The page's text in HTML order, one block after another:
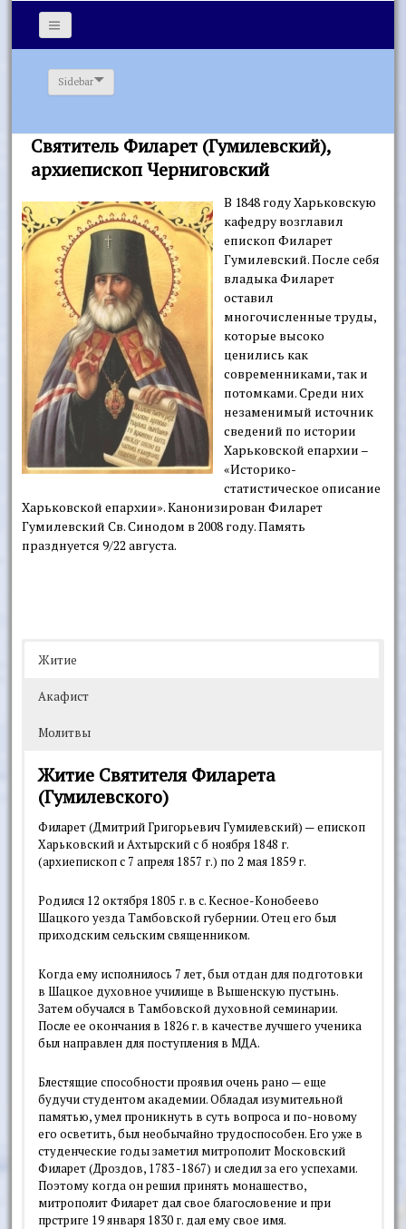
Sidebar
Святитель Филарет (Гумилевский),
архиепископ Черниговский
В 1848 году Харьковскую
кафедру возглавил
епископ Филарет
Гумилевский. После себя
владыка Филарет
оставил
многочисленные труды,
которые высоко
ценились как
современниками, так и
потомками. Среди них
незаменимый источник
сведений по истории
Харьковской епархии –
«Историко-
статистическое описание
Харьковской епархии». Канонизирован Филарет
Гумилевский Св. Синодом в 2008 году. Память
празднуется 9/22 августа.
Житие
Акафист
Молитвы
Житие Святителя Филарета
(Гумилевского)
Филарет (Дмитрий Григорьевич Гумилевский) — епископ
Харьков­ский и Ахтырский с б ноября 1848 г.
(архиепископ с 7 апреля 1857 г.) по 2 мая 1859 г.
Родился 12 октября 1805 г. в с. Кесное-Конобеево
Шацкого уезда Тамбов­ской губернии. Отец его был
приход­ским сельским священником.
Когда ему исполнилось 7 лет, был отдан для подготовки
в Шацкое духов­ное училище в Вышенскую пустынь.
Затем обучался в Тамбовской духовной семинарии.
После ее окончания в 1826 г. в качестве лучшего ученика
был направлен для поступления в МДА.
Блестящие способности проявил очень рано — еще
будучи студентом академии. Обладал изумительной
памя­тью, умел проникнуть в суть вопроса и по-новому
его осветить, был необычай­но трудоспособен. Его уже в
студен­ческие годы заметил митрополит Мос­ковский
Филарет (Дроздов, 1783 -1867) и следил за его успехами.
Поэто­му когда он решил принять монашество,
митрополит Филарет дал свое благо­словение и при
прстриге 19 января 1830 г. дал ему свое имя.